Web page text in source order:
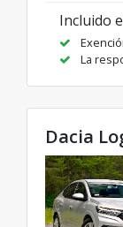
Incluido
La
Dacia